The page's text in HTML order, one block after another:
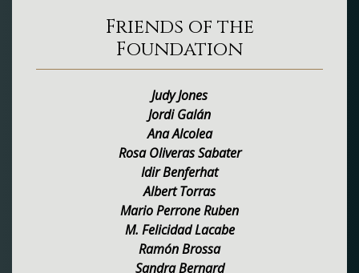
Friends of the
Foundation
Judy Jones
Jordi Galán
Ana Alcolea
Rosa Oliveras Sabater
Idir Benferhat
Albert Torras
Mario Perrone Ruben
M. Felicidad Lacabe
Ramón Brossa
Sandra Bernard